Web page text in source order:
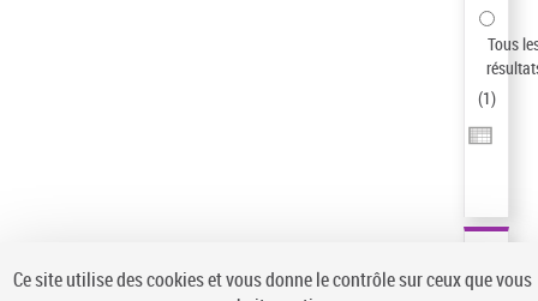
Tous
(1)
Ce site utilise des cookies et vous donne le contrôle sur ceux que vous